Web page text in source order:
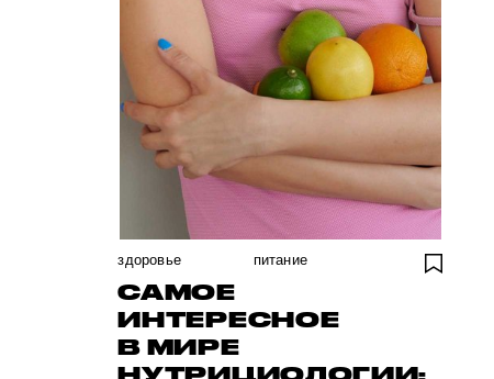
здоровье питание
САМОЕ
ИНТЕРЕСНОЕ
В МИРЕ